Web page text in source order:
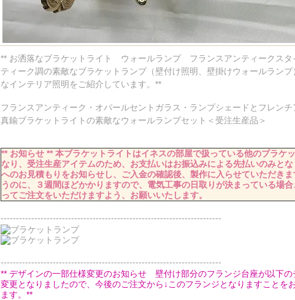
** お洒落なブラケットライト ウォールランプ フランスアンティークスタ
ティーク調の素敵なブラケットランプ（壁付け照明、壁掛けウォールランプ
なインテリア照明をご紹介しています。**
フランスアンティーク・オパールセントガラス・ランプシェードとフレンチ
真鍮ブラケットライトの素敵なウォールランプセット＜受注生産品＞
** お知らせ ** 本ブラケットライトはイネスの部屋で扱っている他のブラケ
なり、受注生産アイテムのため、お支払いはお振込みによる先払いのみと
へのお見積もりをお知らせし、ご入金の確認後、製作に入らせていただき
うのに、３週間ほどかかりますので、電気工事の日取りが決まっている場
ってご注文をいただけますよう、お願いいたします。
------------------------------------------------------------------------
------------------------------------------------------------------------
** デザインの一部仕様変更のお知らせ 壁付け部分のフランジ台座が以下の
変更となりましたので、今後のご注文から↓このフランジとなりますことを
ます。**